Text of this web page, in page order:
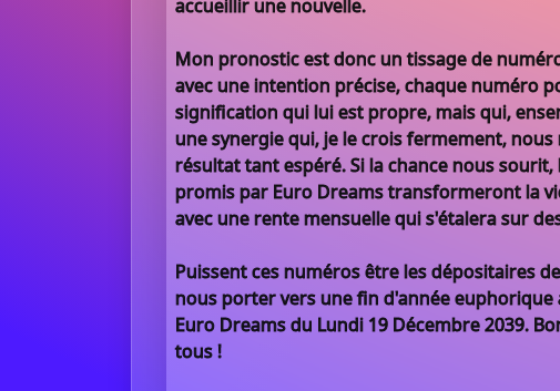
accueillir une nouvelle.
Mon pronostic est donc un tissage de
avec une intention précise, chaque numéro
signification qui lui est propre, mais qui,
une synergie qui, je le crois fermement, nous
résultat tant espéré. Si la chance nous sourit,
promis par Euro Dreams transformeront la
avec une rente mensuelle qui s'étalera sur
Puissent ces numéros être les dépositaires
nous porter vers une fin d'année euphorique
Euro Dreams du Lundi 19 Décembre 2039.
tous !